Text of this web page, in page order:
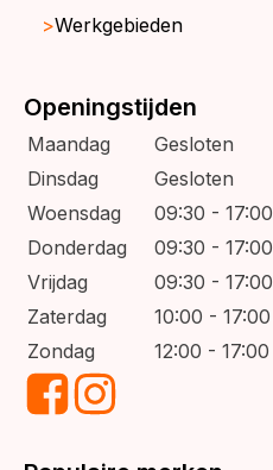
Werkgebieden
Openingstijden
Maandag
Gesloten
Dinsdag
Gesloten
Woensdag
09:30 - 17:00
Donderdag
09:30 - 17:00
Vrijdag
09:30 - 17:00
Zaterdag
10:00 - 17:00
Zondag
12:00 - 17:00